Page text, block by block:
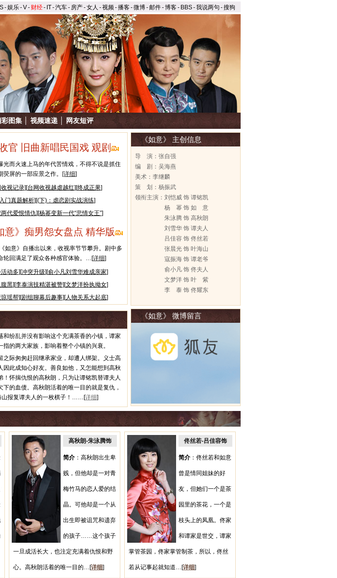
S-娱乐-V- 财经- IT-汽车- 房产-女人 -视频-播客-微博-邮件-博客- BBS-我说两句 -搜狗
彩图集 视频速递 网友短评
官 旧曲新唱民国戏 观剧
而火速上马的年代苦情戏，不得不说是抓住
屏的一部应景之作。
[详细]
视记录][台网收视越虐越红][终成正果]
门真题解析][(下)：虐恋剧实战演练]
代爱恨情仇][杨幂变新一代“悲情女王”]
意》痴男怨女盘点 精华版
意》自播出以来，收视率节节攀升。剧中多
轮回满足了观众各种感官体验。…[详细]
动多][冲突升级][俞小凡刘雪华难成亲家]
黑][李泰演技精湛被赞][文梦洋扮执拗女]
瑶帮][剧组聊幕后趣事][人物关系大起底]
纷乱并没有影响这个充满茶香的小镇，谭家
的两大家族，影响着整个小镇的兴衰。
际匆匆赶回继承家业，却遭人绑架。义士高
因此成知心好友。善良如他，又怎能想到高秋
！怀揣仇恨的高秋朗，只为让谭铭凯替谭夫人
下的血债。高秋朗活着的唯一目的就是复仇，
山报复谭夫人的一枚棋子！……[详细]
《如意》 主创信息
导 演：张自强
编 剧：吴海燕
美术：李继麟
策 划：杨振武
领衔主演：刘恺威 饰 谭铭凯
杨 幂 饰 如 意
朱泳腾 饰 高秋朗
刘雪华 饰 谭夫人
吕佳容 饰 佟丝若
张晨光 饰 叶海山
寇振海 饰 谭老爷
俞小凡 饰 佟夫人
文梦洋 饰 叶 紫
李 泰 饰 佟耀东
《如意》 微博留言
高秋朗-朱泳腾饰
简介 ：高秋朗出生卑
贱，但他却是一对青
梅竹马的恋人爱的结
晶。可他却是一个从
出生即被诅咒和遗弃
的孩子……这个孩子
一旦成活长大，也注定充满着仇恨和野
心。高秋朗活着的唯一目的…[详细]
佟丝若-吕佳容饰
简介 ：佟丝若和如意
曾是情同姐妹的好
友，但她们一个是茶
园里的茶花，一个是
枝头上的凤凰。佟家
和谭家是世交，谭家
掌管茶园，佟家掌管制茶，所以，佟丝
若从记事起就知道…[详细]